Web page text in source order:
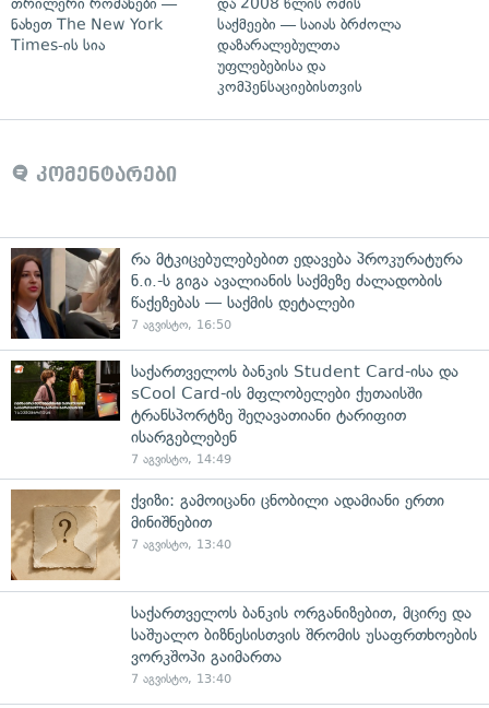
ნახეთ The New York
Times-ის სია
საქმეები — საიას ბრძოლა
დაზარალებულთა
უფლებებისა და
კომპენსაციებისთვის
კომენტარები
რა მტკიცებულებებით ედავება პროკურატურა
ნ.ი.-ს გიგა ავალიანის საქმეზე ძალადობის
წაქეზებას — საქმის დეტალები
7 აგვისტო, 16:50
საქართველოს ბანკის Student Card-ისა და
sCool Card-ის მფლობელები ქუთაისში
ტრანსპორტზე შეღავათიანი ტარიფით
ისარგებლებენ
7 აგვისტო, 14:49
ქვიზი: გამოიცანი ცნობილი ადამიანი ერთი
მინიშნებით
7 აგვისტო, 13:40
საქართველოს ბანკის ორგანიზებით, მცირე და
საშუალო ბიზნესისთვის შრომის უსაფრთხოების
ვორკშოპი გაიმართა
7 აგვისტო, 13:40